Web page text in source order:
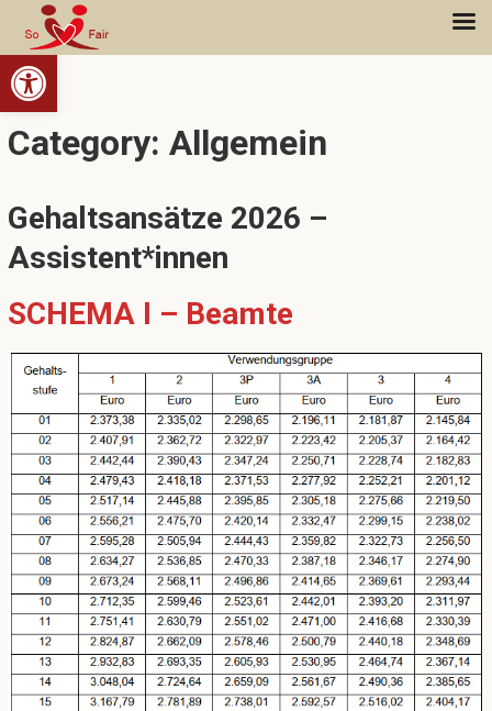
Open toolbar
Category: Allgemein
Gehaltsansätze 2026 –
Assistent*innen
SCHEMA I – Beamte